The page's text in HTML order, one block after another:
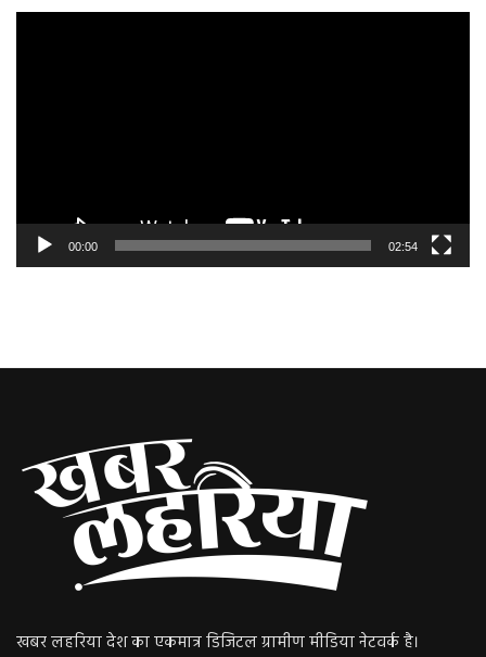
00:00 02:54
खबर लहरिया देश का एकमात्र डिजिटल ग्रामीण मीडिया नेटवर्क है।